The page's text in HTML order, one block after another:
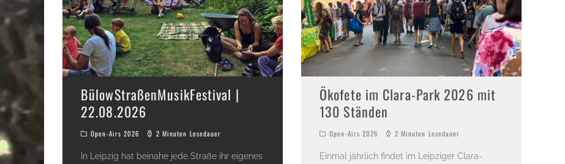
BülowStraßenMusikFestival |
22.08.2026
Open-Airs 2026 2 Minuten Lesedauer
In Leipzig hat beinahe jede Straße ihr eigenes
Ökofete im Clara-Park 2026 mit
130 Ständen
Open-Airs 2026 2 Minuten Lesedauer
Einmal jährlich findet im Leipziger Clara-